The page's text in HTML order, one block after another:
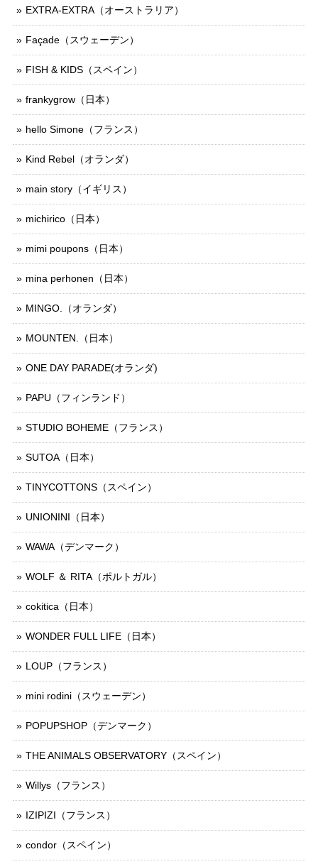
EXTRA-EXTRA（オーストラリア）
Façade（スウェーデン）
FISH & KIDS（スペイン）
frankygrow（日本）
hello Simone（フランス）
Kind Rebel（オランダ）
main story（イギリス）
michirico（日本）
mimi poupons（日本）
mina perhonen（日本）
MINGO.（オランダ）
MOUNTEN.（日本）
ONE DAY PARADE(オランダ)
PAPU（フィンランド）
STUDIO BOHEME（フランス）
SUTOA（日本）
TINYCOTTONS（スペイン）
UNIONINI（日本）
WAWA（デンマーク）
WOLF ＆ RITA（ポルトガル）
cokitica（日本）
WONDER FULL LIFE（日本）
LOUP（フランス）
mini rodini（スウェーデン）
POPUPSHOP（デンマーク）
THE ANIMALS OBSERVATORY（スペイン）
Willys（フランス）
IZIPIZI（フランス）
condor（スペイン）